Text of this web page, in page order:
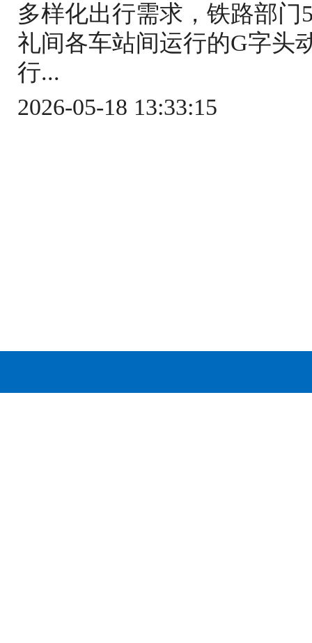
多样化出行需求，铁路部门
礼间各车站间运行的G字头
行...
2026-05-18 13:33:15